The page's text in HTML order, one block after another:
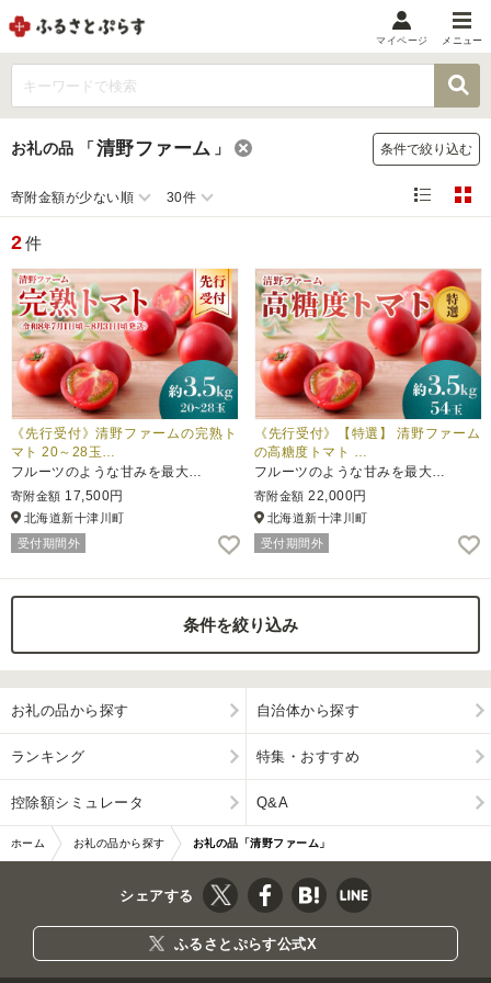
メニュー
マイメニュー
マイページ
メニュー
お礼の品から探す
お礼の品をカテゴリや金額で絞り込み
自治体から探す
ランキング
特集・おすすめ
ふるさと納税とは
控除額シミュレータ Q&A
マイページ
お礼の品 「清野ファーム 」 条件で絞り込む
寄附金額が少ない順 30件
2件
《先行受付》清野ファームの完熟ト
マト 20～28玉…
フルーツのような甘みを最大…
寄附金額 17,500円
北海道新十津川町
受付期間外
《先行受付》【特選】 清野ファーム
の高糖度トマト …
フルーツのような甘みを最大…
寄附金額 22,000円
北海道新十津川町
受付期間外
条件を絞り込み
お礼の品から探す 自治体から探す
ランキング 特集・おすすめ
控除額シミュレータ Q&A
ホーム お礼の品から探す お礼の品「清野ファーム」
シェアする
ふるさとぷらす公式X